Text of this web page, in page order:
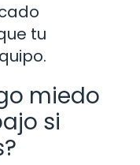
tu
miedo
si